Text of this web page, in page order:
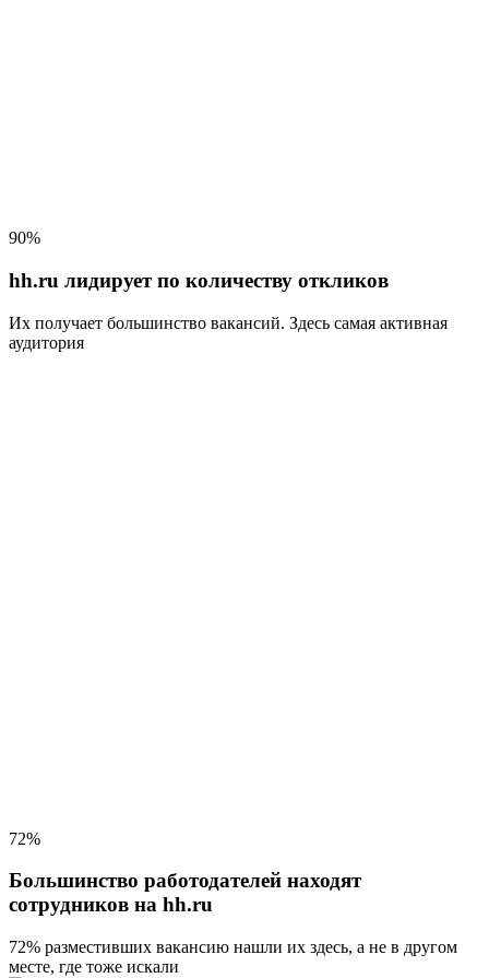
90%
hh.ru лидирует по количеству откликов
Их получает большинство вакансий. Здесь самая активная
аудитория
72%
Большинство работодателей находят
сотрудников на hh.ru
72% разместивших вакансию нашли их здесь, а не в другом
месте, где тоже искали